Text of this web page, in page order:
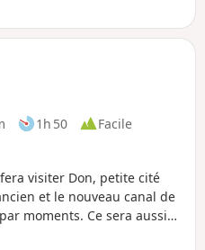
tels
1h 50
Facile
visiter Don, petite cité
et le nouveau canal de
moments. Ce sera aussi